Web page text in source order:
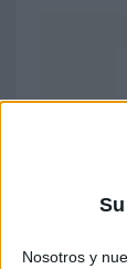
Nosotros y